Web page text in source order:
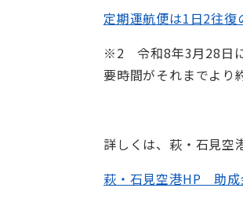
定期運航便は1日2往復
※2 令和8年3月28日に
要時間がそれまでより
詳しくは、萩・石見空
萩・石見空港HP 助成